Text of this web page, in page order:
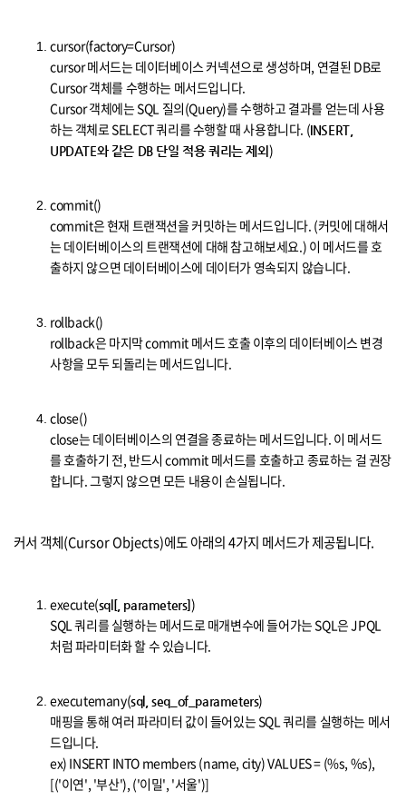
cursor(factory=Cursor)
cursor 메서드는 데이터베이스 커넥션으로 생성하며, 연결된 DB로
Cursor 객체를 수행하는 메서드입니다.
Cursor 객체에는 SQL 질의(Query)를 수행하고 결과를 얻는데 사용
하는 객체로 SELECT 쿼리를 수행할 때 사용합니다. (INSERT,
UPDATE와 같은 DB 단일 적용 쿼리는 제외)
commit()
commit은 현재 트랜잭션을 커밋하는 메서드입니다. (커밋에 대해서
는 데이터베이스의 트랜잭션에 대해 참고해보세요.) 이 메서드를 호
출하지 않으면 데이터베이스에 데이터가 영속되지 않습니다.
rollback()
rollback은 마지막 commit 메서드 호출 이후의 데이터베이스 변경
사항을 모두 되돌리는 메서드입니다.
close()
close는 데이터베이스의 연결을 종료하는 메서드입니다. 이 메서드
를 호출하기 전, 반드시 commit 메서드를 호출하고 종료하는 걸 권장
합니다. 그렇지 않으면 모든 내용이 손실됩니다.
커서 객체(Cursor Objects)에도 아래의 4가지 메서드가 제공됩니다.
execute(sql[, parameters])
SQL 쿼리를 실행하는 메서드로 매개변수에 들어가는 SQL은 JPQL
처럼 파라미터화 할 수 있습니다.
executemany(sql, seq_of_parameters)
매핑을 통해 여러 파라미터 값이 들어있는 SQL 쿼리를 실행하는 메서
드입니다.
ex) INSERT INTO members (name, city) VALUES = (%s, %s),
[('이연', '부산'), ('이밀', '서울')]